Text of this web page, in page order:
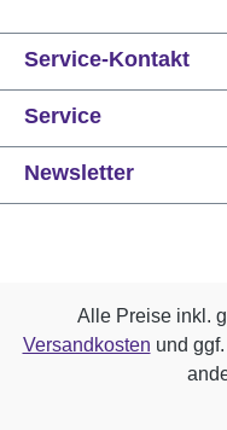
Service-Kontakt
Service
Newsletter
Alle Preise inkl.
Versandkosten und